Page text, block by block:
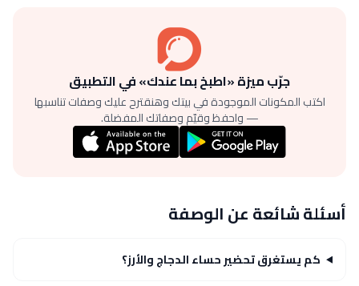
جرّب ميزة «اطبخ بما عندك» في التطبيق
اكتب المكونات الموجودة في بيتك وهنقترح عليك وصفات تناسبها
— واحفظ وقيّم وصفاتك المفضلة.
أسئلة شائعة عن الوصفة
كم يستغرق تحضير حساء الدجاج والأرز؟